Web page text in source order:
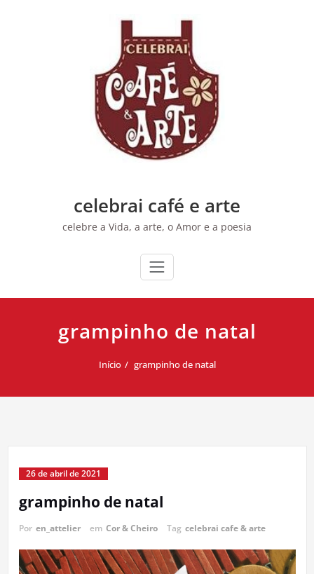
celebrai café e arte
celebre a Vida, a arte, o Amor e a poesia
grampinho de natal
Início grampinho de natal
26 de abril de 2021
grampinho de natal
Por en_attelier em Cor & Cheiro Tag celebrai cafe & arte